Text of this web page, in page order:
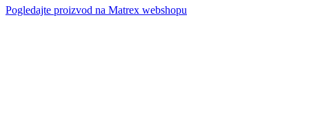
Pogledajte proizvod na Matrex webshopu